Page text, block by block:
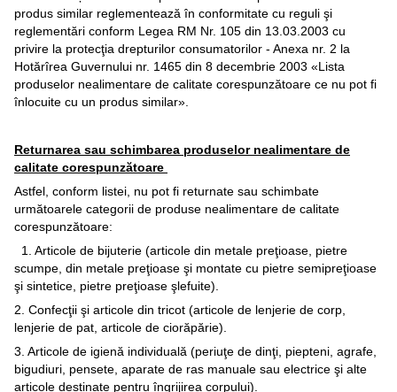
produs similar reglementează în conformitate cu reguli şi
reglementări conform Legea RM Nr. 105 din 13.03.2003 cu
privire la protecţia drepturilor consumatorilor - Anexa nr. 2 la
Hotărîrea Guvernului nr. 1465 din 8 decembrie 2003 «Lista
produselor nealimentare de calitate corespunzătoare ce nu pot fi
înlocuite cu un produs similar».
Returnarea sau schimbarea produselor nealimentare de
calitate corespunzătoare
Astfel, conform listei, nu pot fi returnate sau schimbate
următoarele categorii de produse nealimentare de calitate
corespunzătoare:
1. Articole de bijuterie (articole din metale preţioase, pietre
scumpe, din metale preţioase şi montate cu pietre semipreţioase
şi sintetice, pietre preţioase şlefuite).
2. Confecţii şi articole din tricot (articole de lenjerie de corp,
lenjerie de pat, articole de ciorăpărie).
3. Articole de igienă individuală (periuţe de dinţi, piepteni, agrafe,
bigudiuri, pensete, aparate de ras manuale sau electrice şi alte
articole destinate pentru îngrijirea corpului).